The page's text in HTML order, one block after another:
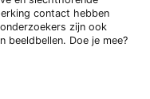
contact hebben
zijn ook
beeldbellen. Doe je mee?